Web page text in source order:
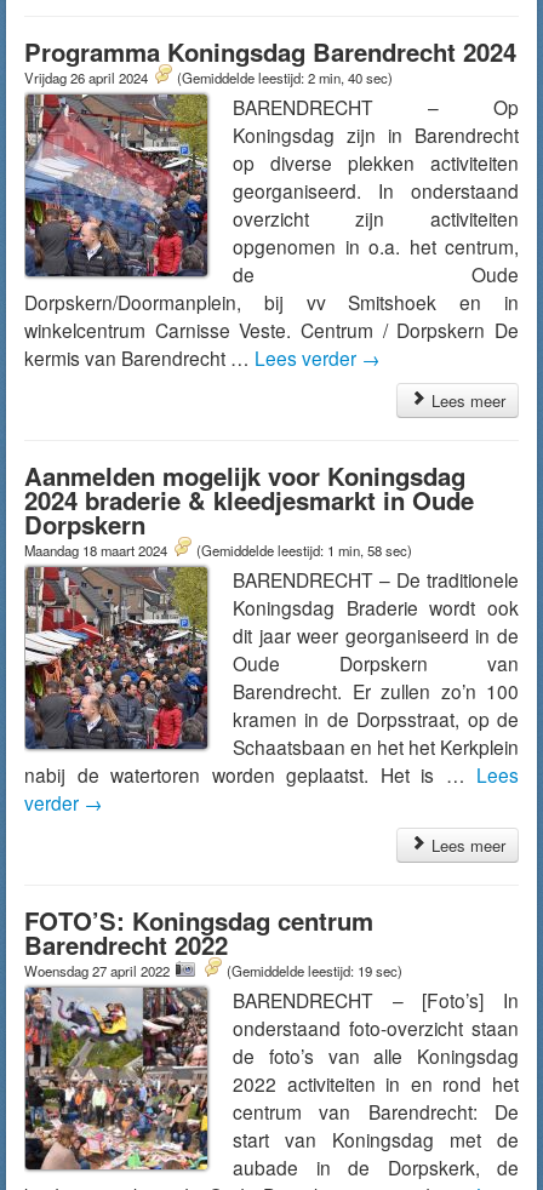
Programma Koningsdag Barendrecht 2024
Vrijdag 26 april 2024 (Gemiddelde leestijd: 2 min, 40 sec)
BARENDRECHT – Op
Koningsdag zijn in Barendrecht
op diverse plekken activiteiten
georganiseerd. In onderstaand
overzicht zijn activiteiten
opgenomen in o.a. het centrum,
de Oude
Dorpskern/Doormanplein, bij vv Smitshoek en in
winkelcentrum Carnisse Veste. Centrum / Dorpskern De
kermis van Barendrecht … Lees verder →
Lees meer
Aanmelden mogelijk voor Koningsdag
2024 braderie & kleedjesmarkt in Oude
Dorpskern
Maandag 18 maart 2024 (Gemiddelde leestijd: 1 min, 58 sec)
BARENDRECHT – De traditionele
Koningsdag Braderie wordt ook
dit jaar weer georganiseerd in de
Oude Dorpskern van
Barendrecht. Er zullen zo’n 100
kramen in de Dorpsstraat, op de
Schaatsbaan en het het Kerkplein
nabij de watertoren worden geplaatst. Het is … Lees
verder →
Lees meer
FOTO’S: Koningsdag centrum
Barendrecht 2022
Woensdag 27 april 2022 (Gemiddelde leestijd: 19 sec)
BARENDRECHT – [Foto’s] In
onderstaand foto-overzicht staan
de foto’s van alle Koningsdag
2022 activiteiten in en rond het
centrum van Barendrecht: De
start van Koningsdag met de
aubade in de Dorpskerk, de